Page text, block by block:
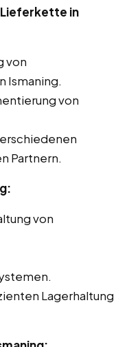
Lieferkette in
von
Ismaning.
von
Partnern.
von
Lagerhaltung